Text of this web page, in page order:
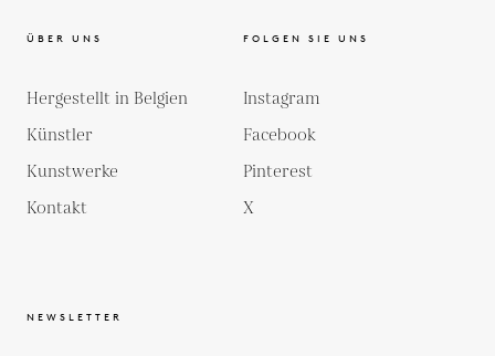
ÜBER UNS
Hergestellt in Belgien
Künstler
Kunstwerke
Kontakt
FOLGEN SIE UNS
Instagram
Facebook
Pinterest
X
NEWSLETTER